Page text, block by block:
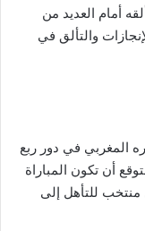
أمام العديد من
والتألق في
المغربي في دور ربع
2026. ومن المتوقع أن تكون المباراة
للتأهل إلى